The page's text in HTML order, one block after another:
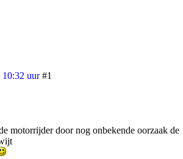
10:32 uur #1
motorrijder door nog onbekende oorzaak de